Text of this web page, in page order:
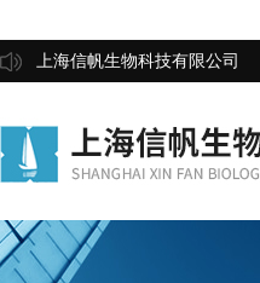
上海信帆生物科技有限公司